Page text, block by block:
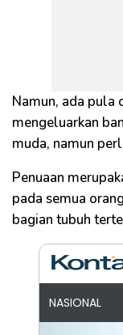
Namun, ada pula
mengeluarkan
muda, namun
Penuaan
pada semua
bagian tubuh
NASIONAL